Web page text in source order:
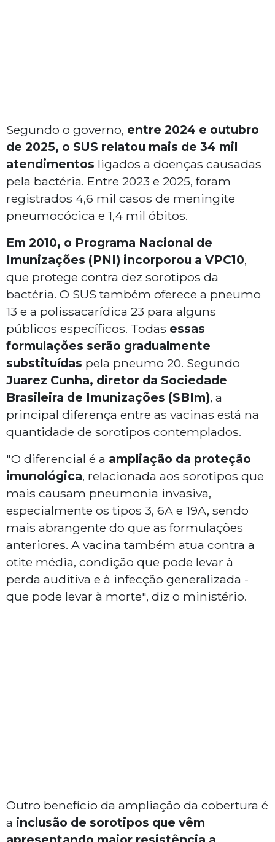
Segundo o governo, entre 2024 e outubro
de 2025, o SUS relatou mais de 34 mil
atendimentos ligados a doenças causadas
pela bactéria. Entre 2023 e 2025, foram
registrados 4,6 mil casos de meningite
pneumocócica e 1,4 mil óbitos.
Em 2010, o Programa Nacional de
Imunizações (PNI) incorporou a VPC10,
que protege contra dez sorotipos da
bactéria. O SUS também oferece a pneumo
13 e a polissacarídica 23 para alguns
públicos específicos. Todas essas
formulações serão gradualmente
substituídas pela pneumo 20. Segundo
Juarez Cunha, diretor da Sociedade
Brasileira de Imunizações (SBIm), a
principal diferença entre as vacinas está na
quantidade de sorotipos contemplados.
"O diferencial é a ampliação da proteção
imunológica, relacionada aos sorotipos que
mais causam pneumonia invasiva,
especialmente os tipos 3, 6A e 19A, sendo
mais abrangente do que as formulações
anteriores. A vacina também atua contra a
otite média, condição que pode levar à
perda auditiva e à infecção generalizada -
que pode levar à morte", diz o ministério.
Outro benefício da ampliação da cobertura é
a inclusão de sorotipos que vêm